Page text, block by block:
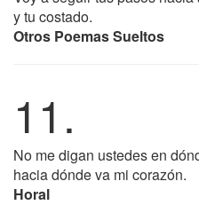
y tu costado.
Otros Poemas Sueltos
11.
No me digan ustedes en
hacia dónde va mi corazón.
Horal